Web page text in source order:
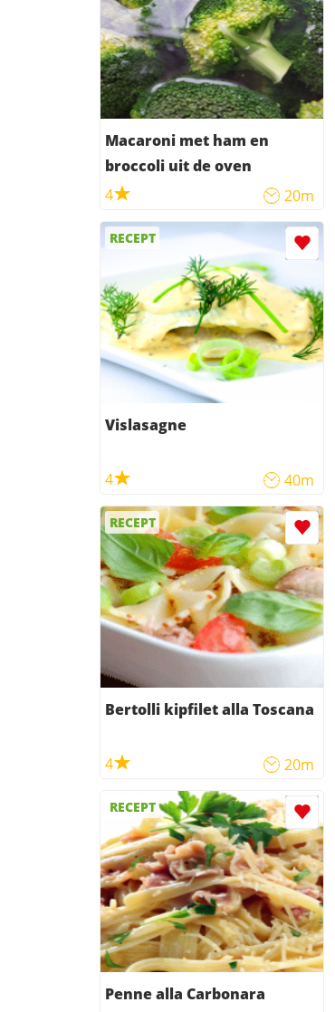
Macaroni met ham en
broccoli uit de oven
4
20m
RECEPT
Vislasagne
4 40m
RECEPT
Bertolli kipfilet alla Toscana
4 20m
RECEPT
Penne alla Carbonara